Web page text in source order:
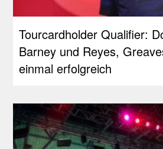
Tourcardholder Qualifier:
Barney und Reyes,
einmal erfolgreich